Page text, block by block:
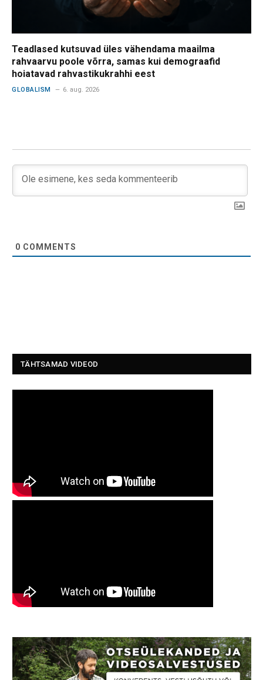
Teadlased kutsuvad üles vähendama maailma
rahvaarvu poole võrra, samas kui demograafid
hoiatavad rahvastikukrahhi eest
GLOBALISM 6. aug. 2026
0 COMMENTS
TÄHTSAMAD VIDEOD